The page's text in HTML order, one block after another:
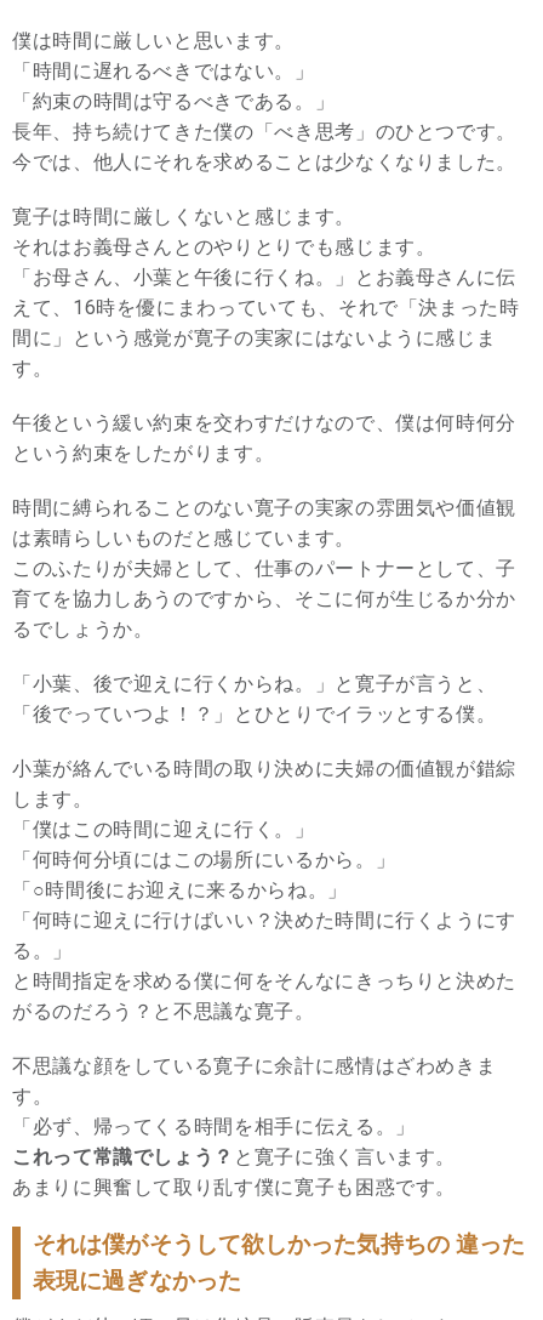
僕は時間に厳しいと思います。
「時間に遅れるべきではない。」
「約束の時間は守るべきである。」
長年、持ち続けてきた僕の「べき思考」のひとつです。
今では、他人にそれを求めることは少なくなりました。
寛子は時間に厳しくないと感じます。
それはお義母さんとのやりとりでも感じます。
「お母さん、小葉と午後に行くね。」とお義母さんに伝
えて、16時を優にまわっていても、それで「決まった時
間に」という感覚が寛子の実家にはないように感じま
す。
午後という緩い約束を交わすだけなので、僕は何時何分
という約束をしたがります。
時間に縛られることのない寛子の実家の雰囲気や価値観
は素晴らしいものだと感じています。
このふたりが夫婦として、仕事のパートナーとして、子
育てを協力しあうのですから、そこに何が生じるか分か
るでしょうか。
「小葉、後で迎えに行くからね。」と寛子が言うと、
「後でっていつよ！？」とひとりでイラッとする僕。
小葉が絡んでいる時間の取り決めに夫婦の価値観が錯綜
します。
「僕はこの時間に迎えに行く。」
「何時何分頃にはこの場所にいるから。」
「○時間後にお迎えに来るからね。」
「何時に迎えに行けばいい？決めた時間に行くようにす
る。」
と時間指定を求める僕に何をそんなにきっちりと決めた
がるのだろう？と不思議な寛子。
不思議な顔をしている寛子に余計に感情はざわめきま
す。
「必ず、帰ってくる時間を相手に伝える。」
これって常識でしょう？ と寛子に強く言います。
あまりに興奮して取り乱す僕に寛子も困惑です。
それは僕がそうして欲しかった気持ちの 違った
表現に過ぎなかった